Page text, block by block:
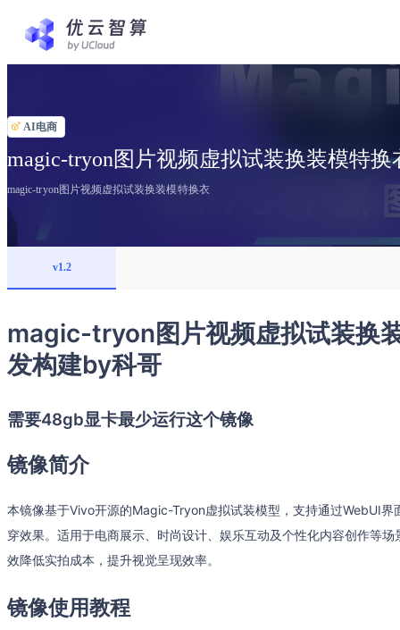
AI电商
magic-tryon图片视频虚拟试装换装模特
magic-tryon图片视频虚拟试装换装模特换衣
v1.2
magic-tryon图片视频虚拟试装换
发构建by科哥
需要48gb显卡最少运行这个镜像
镜像简介
本镜像基于Vivo开源的Magic-Tryon虚拟试装模型，支持通过WebUI
穿效果。适用于电商展示、时尚设计、娱乐互动及个性化内容创作等
效降低实拍成本，提升视觉呈现效率。
镜像使用教程